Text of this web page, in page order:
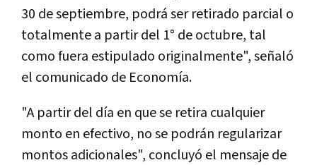
30 de septiembre, podrá ser retirado parcial o
totalmente a partir del 1° de octubre, tal
como fuera estipulado originalmente", señaló
el comunicado de Economía.
"A partir del día en que se retira cualquier
monto en efectivo, no se podrán regularizar
montos adicionales", concluyó el mensaje de